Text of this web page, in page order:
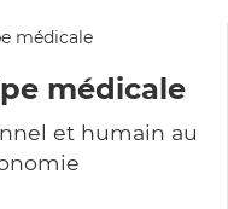
médicale
et humain au